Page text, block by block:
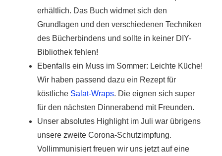
erhältlich. Das Buch widmet sich den
Grundlagen und den verschiedenen Techniken
des Bücherbindens und sollte in keiner DIY-
Bibliothek fehlen!
Ebenfalls ein Muss im Sommer: Leichte Küche!
Wir haben passend dazu ein Rezept für
köstliche Salat-Wraps. Die eignen sich super
für den nächsten Dinnerabend mit Freunden.
Unser absolutes Highlight im Juli war übrigens
unsere zweite Corona-Schutzimpfung.
Vollimmunisiert freuen wir uns jetzt auf eine